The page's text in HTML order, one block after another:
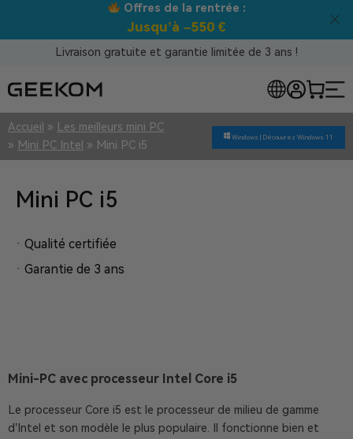
Offres de la rentrée :
Jusqu’à –550 €
Livraison gratuite et garantie limitée de 3 ans !
Accueil » Les meilleurs mini PC
» Mini PC Intel » Mini PC i5
Windows | Découvrez Windows 11
Mini PC i5
· Qualité certifiée
· Garantie de 3 ans
Mini-PC avec processeur Intel Core i5
Le processeur Core i5 est le processeur de milieu de gamme
d’Intel et son modèle le plus populaire. Il fonctionne bien et